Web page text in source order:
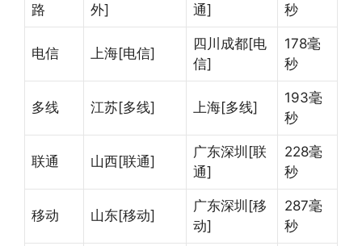
路
外]
通]
秒
电信 上海[电信]
四川成都[电
信]
178毫
秒
多线 江苏[多线] 上海[多线]
193毫
秒
联通 山西[联通]
广东深圳[联
通]
228毫
秒
移动 山东[移动]
广东深圳[移
动]
287毫
秒